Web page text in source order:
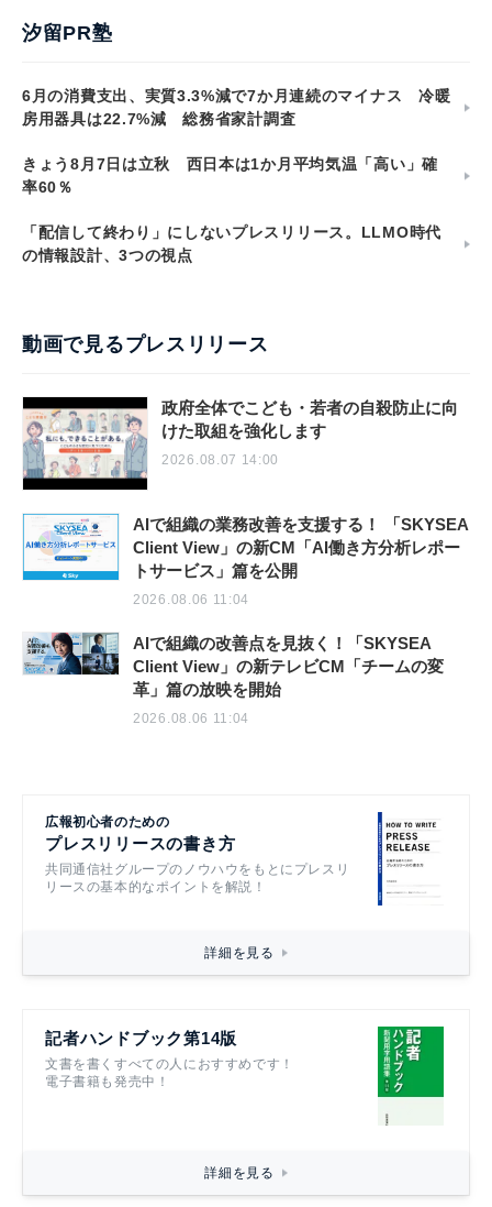
汐留PR塾
6月の消費支出、実質3.3%減で7か月連続のマイナス 冷暖
房用器具は22.7%減 総務省家計調査
きょう8月7日は立秋 西日本は1か月平均気温「高い」確
率60％
「配信して終わり」にしないプレスリリース。LLMO時代
の情報設計、3つの視点
動画で見るプレスリリース
政府全体でこども・若者の自殺防止に向
けた取組を強化します
2026.08.07 14:00
AIで組織の業務改善を支援する！ 「SKYSEA
Client View」の新CM「AI働き方分析レポー
トサービス」篇を公開
2026.08.06 11:04
AIで組織の改善点を見抜く！「SKYSEA
Client View」の新テレビCM「チームの変
革」篇の放映を開始
2026.08.06 11:04
広報初心者のための
プレスリリースの書き方
共同通信社グループのノウハウをもとにプレスリ
リースの基本的なポイントを解説！
詳細を見る
記者ハンドブック第14版
文書を書くすべての人におすすめです！
電子書籍も発売中！
詳細を見る